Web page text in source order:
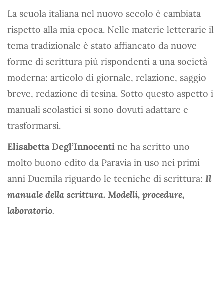
La scuola italiana nel nuovo secolo è cambiata
rispetto alla mia epoca. Nelle materie letterarie il
tema tradizionale è stato affiancato da nuove
forme di scrittura più rispondenti a una società
moderna: articolo di giornale, relazione, saggio
breve, redazione di tesina. Sotto questo aspetto i
manuali scolastici si sono dovuti adattare e
trasformarsi.
Elisabetta Degl’Innocenti ne ha scritto uno
molto buono edito da Paravia in uso nei primi
anni Duemila riguardo le tecniche di scrittura: Il
manuale della scrittura. Modelli, procedure,
laboratorio.